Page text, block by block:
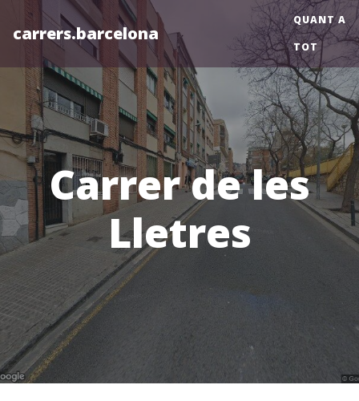
carrers.barcelona
QUANT A
TOT
Carrer de les
Lletres